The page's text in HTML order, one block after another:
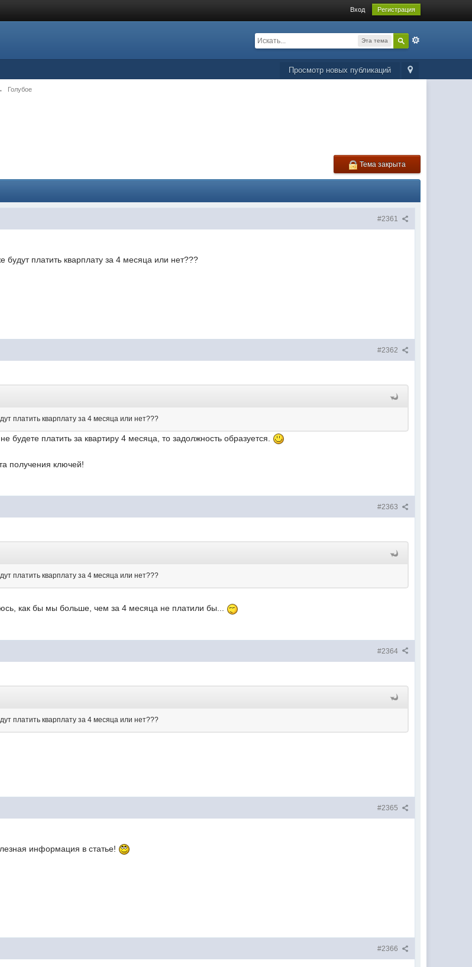
Вход Регистрация
Эта тема
Просмотр новых публикаций
Голубое
Тема закрыта
#2361
будут платить кварплату за 4 месяца или нет???
#2362
платить кварплату за 4 месяца или нет???
платить за квартиру 4 месяца, то задолжность образуется.
получения ключей!
#2363
платить кварплату за 4 месяца или нет???
как бы мы больше, чем за 4 месяца не платили бы...
#2364
платить кварплату за 4 месяца или нет???
#2365
информация в статье!
#2366